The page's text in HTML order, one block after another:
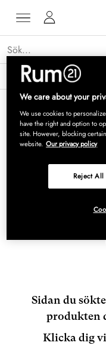
Få 15 % rabatt på
Sidan du
produkten
Klicka dig
We care about your
We use cookies to
have the right and option to
site. However, blocking
website. Our privacy policy
Reject All